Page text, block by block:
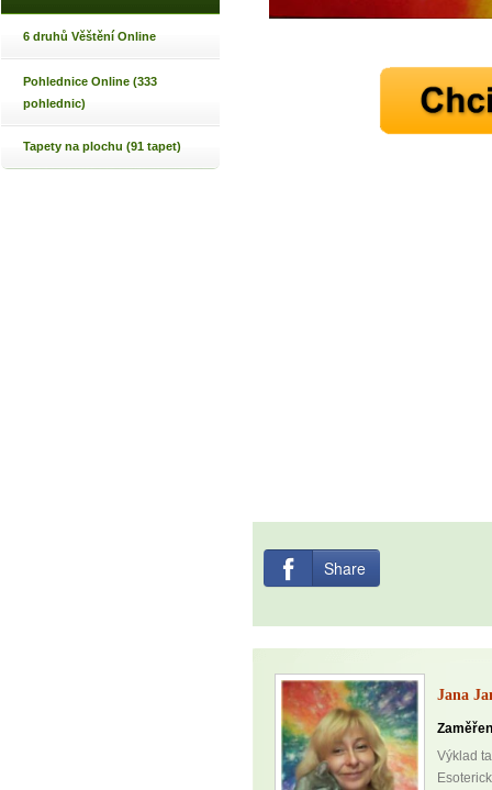
6 druhů Věštění Online
Pohlednice Online (333
pohlednic)
Tapety na plochu (91 tapet)
Share
Jana
Výklad